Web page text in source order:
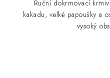
Ruční dokrmovací
kakadu, velké papoušky a
vysoký